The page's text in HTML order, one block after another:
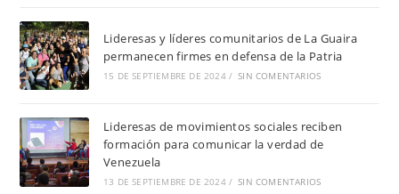
Lideresas y líderes comunitarios de La Guaira
permanecen firmes en defensa de la Patria
15 DE SEPTIEMBRE DE 2024 / SIN COMENTARIOS
Lideresas de movimientos sociales reciben
formación para comunicar la verdad de
Venezuela
13 DE SEPTIEMBRE DE 2024 / SIN COMENTARIOS